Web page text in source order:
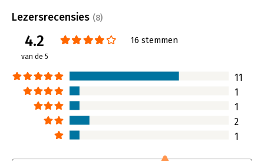
Lezersrecensies (8)
4.2
van de 5
16 stemmen
11
1
1
2
1